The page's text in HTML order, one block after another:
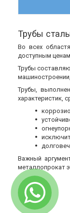
Трубы
Во всех
доступным
Трубы
Трубы,
характеристик,
Важный
металлопрокат